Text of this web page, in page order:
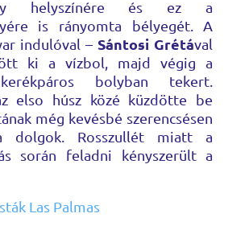
helyszínére és ez a
is rányomta bélyegét. A
indulóval –Sántosi Grétával
ki a vízbol, majd végig a
bolyban tekert.
elso húsz közé küzdötte be
még kevésbé szerencsésen
dolgok. Rosszullét miatt a
során feladni kényszerült a
Las Palmas